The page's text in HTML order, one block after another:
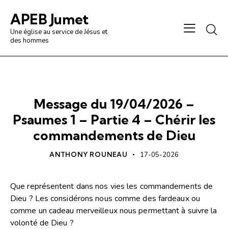
APEB Jumet
Une église au service de Jésus et
des hommes
Message du 19/04/2026 –
Psaumes 1 – Partie 4 – Chérir les
commandements de Dieu
ANTHONY ROUNEAU 17-05-2026
Que représentent dans nos vies les commandements de
Dieu ? Les considérons nous comme des fardeaux ou
comme un cadeau merveilleux nous permettant à suivre la
volonté de Dieu ?